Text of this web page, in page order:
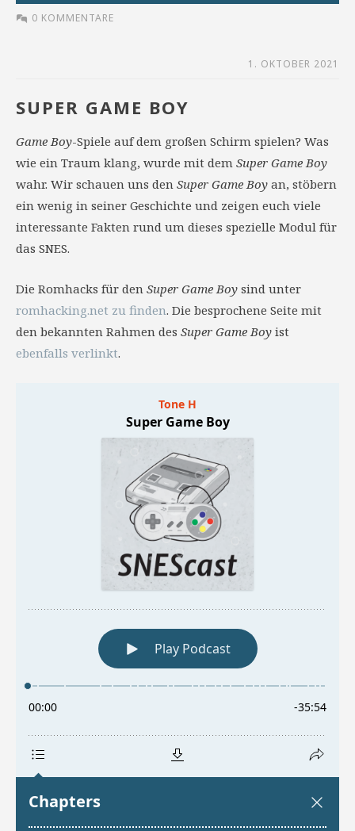
0 KOMMENTARE
1. OKTOBER 2021
SUPER GAME BOY
Game Boy-Spiele auf dem großen Schirm spielen? Was
wie ein Traum klang, wurde mit dem Super Game Boy
wahr. Wir schauen uns den Super Game Boy an, stöbern
ein wenig in seiner Geschichte und zeigen euch viele
interessante Fakten rund um dieses spezielle Modul für
das SNES.
Die Romhacks für den Super Game Boy sind unter
romhacking.net zu finden. Die besprochene Seite mit
den bekannten Rahmen des Super Game Boy ist
ebenfalls verlinkt.